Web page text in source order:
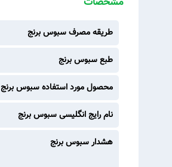
طریقه مصرف سبوس برنج
طبع سبوس برنج
محصول مورد استفاده سبوس برنج
نام رایج انگلیسی سبوس برنج
هشدار سبوس برنج